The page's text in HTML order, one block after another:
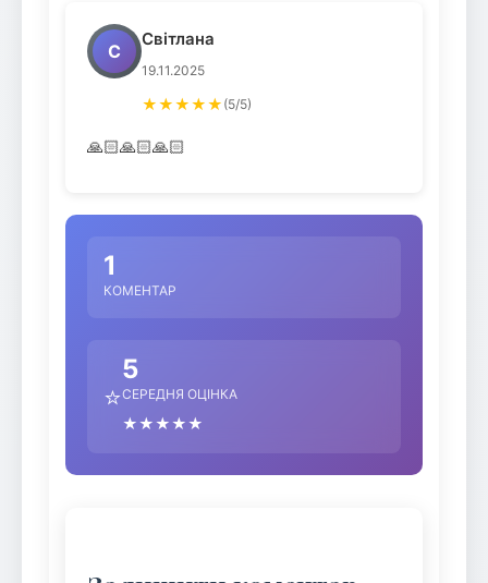
С
Світлана
19.11.2025
★★★★★ (5/5)
🙏🏻🙏🏻🙏🏻
1
КОМЕНТАР
⭐
5
СЕРЕДНЯ ОЦІНКА
★★★★★